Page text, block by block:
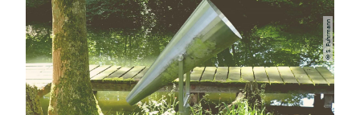
©
S. Fuhrmann